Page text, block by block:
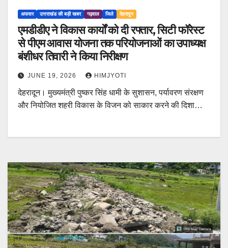
अफसर उत्तराखंड की बड़ी खबर गढ़वाल जिले देहरादून
एमडीडीए ने विकास कार्यों को दी रफ्तार, सिटी फॉरेस्ट
से पीएम आवास योजना तक परियोजनाओं का उपाध्यक्ष
बंशीधर तिवारी ने किया निरीक्षण
JUNE 19, 2026 HIMJYOTI
देहरादून। मुख्यमंत्री पुष्कर सिंह धामी के सुशासन, पर्यावरण संरक्षण
और नियोजित शहरी विकास के विजन को साकार करने की दिशा…